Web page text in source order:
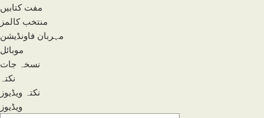
مفت کتابیں
منتخب کالمز
مہربان فاونڈیشن
موبائل
نسخہ جات
نکتہ
نکتہ ویڈیوز
ویڈیوز